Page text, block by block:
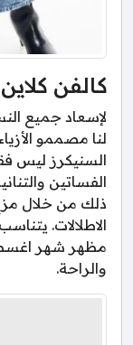
كالفن
لإسعاد جميع
لنا مصممو
السنيكرز ليس
ذلك من خلال
الاطلالات.
مظهر شهر
والراحة.